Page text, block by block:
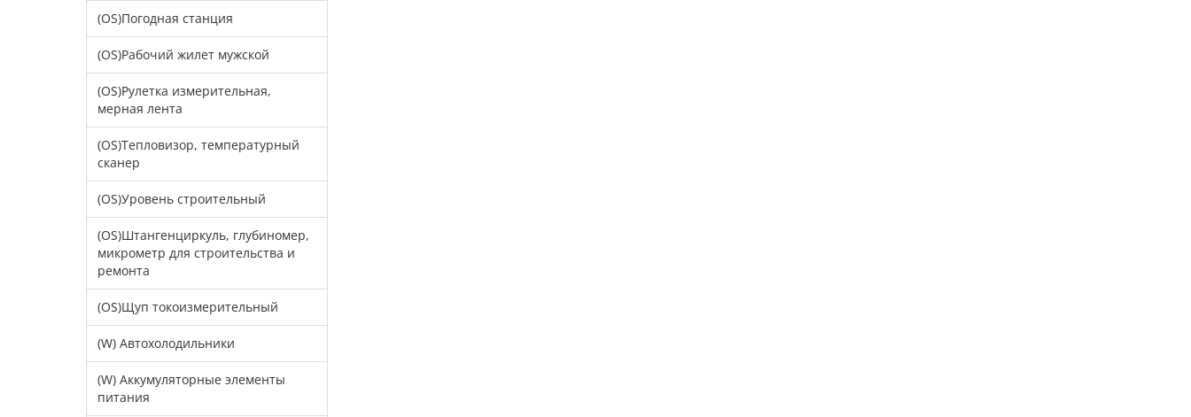
(OS)Погодная станция
(OS)Рабочий жилет мужской
(OS)Рулетка измерительная,
мерная лента
(OS)Тепловизор, температурный
сканер
(OS)Уровень строительный
(OS)Штангенциркуль, глубиномер,
микрометр для строительства и
ремонта
(OS)Щуп токоизмерительный
(W) Автохолодильники
(W) Аккумуляторные элементы
питания